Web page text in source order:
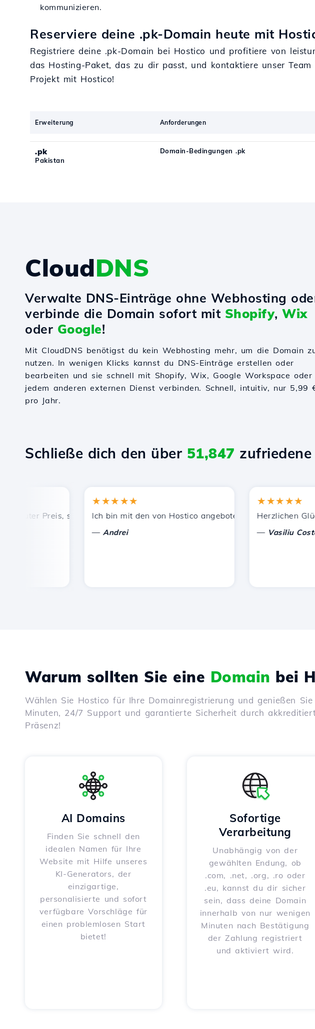
kommunizieren.
Reserviere deine .pk-Domain heute mit
Registriere deine .pk-Domain bei Hostico und profitiere von
das Hosting-Paket, das zu dir passt, und kontaktiere unser
Projekt mit Hostico!
Erweiterung Anforderungen
.pk
Pakistan
Domain-Bedingungen .pk
CloudDNS
Verwalte DNS-Einträge ohne Webhosting
verbinde die Domain sofort mit Shopify, Wix
oder Google!
Mit CloudDNS benötigst du kein Webhosting mehr, um die Domain
nutzen. In wenigen Klicks kannst du DNS-Einträge erstellen oder
bearbeiten und sie schnell mit Shopify, Wix, Google Workspace oder
jedem anderen externen Dienst verbinden. Schnell, intuitiv, nur 5,99
pro Jahr.
Schließe dich den über 51,847
Preis, schnelle und effiziente technische Unterstützung.
★★★★★
Ich bin mit den von Hostico angebotenen Dienstleistungen
Andrei
★★★★★
Herzlichen
Vasiliu Costel
Warum sollten Sie eine Domain bei
Wählen Sie Hostico für Ihre Domainregistrierung und genießen
Minuten, 24/7 Support und garantierte Sicherheit durch
Präsenz!
AI Domains
Finden Sie schnell den
idealen Namen für Ihre
Website mit Hilfe unseres
KI-Generators, der
einzigartige,
personalisierte und sofort
verfügbare Vorschläge für
einen problemlosen Start
bietet!
Sofortige
Verarbeitung
Unabhängig von der
gewählten Endung, ob
.com, .net, .org, .ro oder
.eu, kannst du dir sicher
sein, dass deine Domain
innerhalb von nur wenigen
Minuten nach Bestätigung
der Zahlung registriert
und aktiviert wird.